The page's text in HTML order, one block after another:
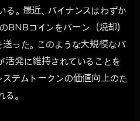
。最近、バイナンスはわずか
BNBコインをバーン（焼却）
った。このような大規模なバ
活発に維持されていることを
テムトークンの価値向上のた
。